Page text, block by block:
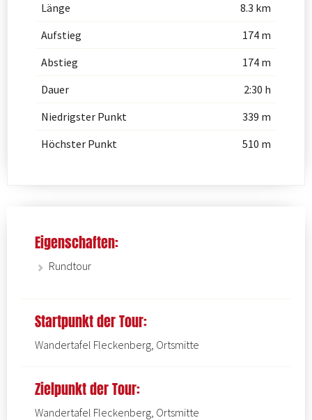
Länge
8.3 km
Aufstieg
174 m
Abstieg
174 m
Dauer
2:30 h
Niedrigster Punkt
339 m
Höchster Punkt
510 m
Eigenschaften:
Rundtour
Startpunkt der Tour:
Wandertafel Fleckenberg, Ortsmitte
Zielpunkt der Tour:
Wandertafel Fleckenberg, Ortsmitte